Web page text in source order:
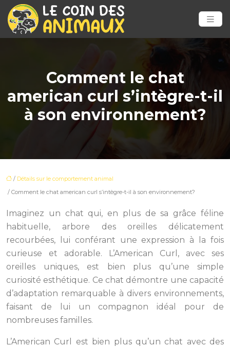
Comment le chat
american curl s’intègre-t-il
à son environnement?
/ Détails sur le comportement animal
/ Comment le chat american curl s’intègre-t-il à son environnement?
Imaginez un chat qui, en plus de sa grâce féline
habituelle, arbore des oreilles délicatement
recourbées, lui conférant une expression à la fois
curieuse et adorable. L’American Curl, avec ses
oreilles uniques, est bien plus qu’une simple
curiosité esthétique. Ce chat démontre une capacité
d’adaptation remarquable à divers environnements,
faisant de lui un compagnon idéal pour de
nombreuses familles.
L’American Curl est bien plus qu’un chat avec des